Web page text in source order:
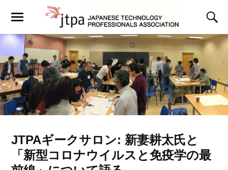
JTPAギークサロン: 新妻耕太氏と
「新型コロナウイルスと免疫学の最